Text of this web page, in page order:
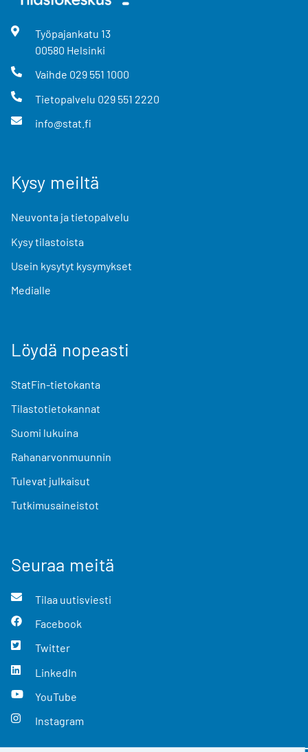
Työpajankatu 13
00580 Helsinki
Vaihde 029 551 1000
Tietopalvelu 029 551 2220
info@stat.fi
Kysy meiltä
Neuvonta ja tietopalvelu
Kysy tilastoista
Usein kysytyt kysymykset
Medialle
Löydä nopeasti
StatFin-tietokanta
Tilastotietokannat
Suomi lukuina
Rahanarvonmuunnin
Tulevat julkaisut
Tutkimusaineistot
Seuraa meitä
Tilaa uutisviesti
Facebook
Twitter
LinkedIn
YouTube
Instagram